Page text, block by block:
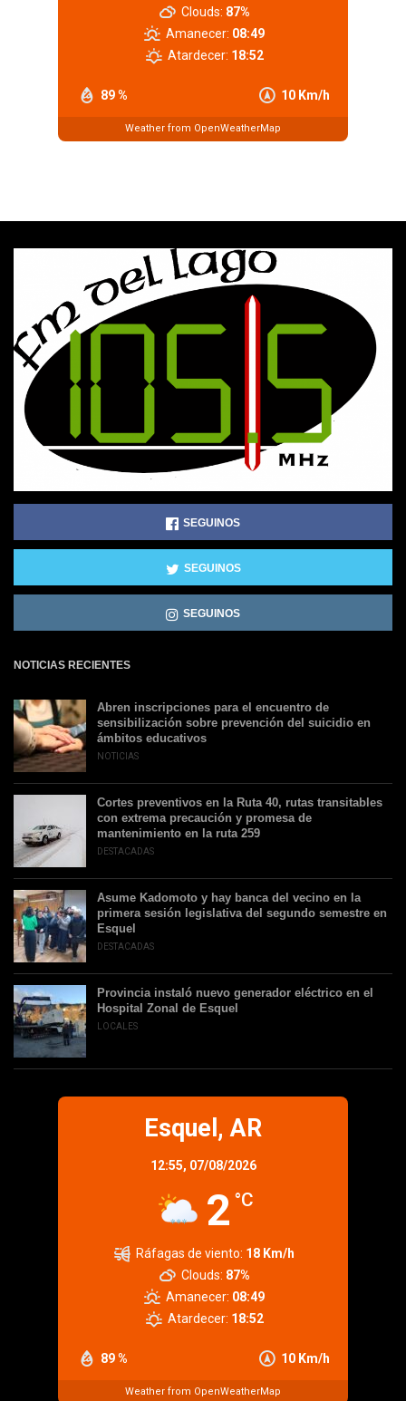
89 % 10 Km/h
Clouds: 87%
Amanecer: 08:49
Atardecer: 18:52
Weather from OpenWeatherMap
SEGUINOS
SEGUINOS
SEGUINOS
NOTICIAS RECIENTES
Abren inscripciones para el encuentro de
sensibilización sobre prevención del suicidio en
ámbitos educativos
NOTICIAS
Cortes preventivos en la Ruta 40, rutas transitables
con extrema precaución y promesa de
mantenimiento en la ruta 259
DESTACADAS
Asume Kadomoto y hay banca del vecino en la
primera sesión legislativa del segundo semestre en
Esquel
DESTACADAS
Provincia instaló nuevo generador eléctrico en el
Hospital Zonal de Esquel
LOCALES
Esquel, AR
12:55, 07/08/2026
2 °C
89 % 10 Km/h
Ráfagas de viento: 18 Km/h
Clouds: 87%
Amanecer: 08:49
Atardecer: 18:52
Weather from OpenWeatherMap